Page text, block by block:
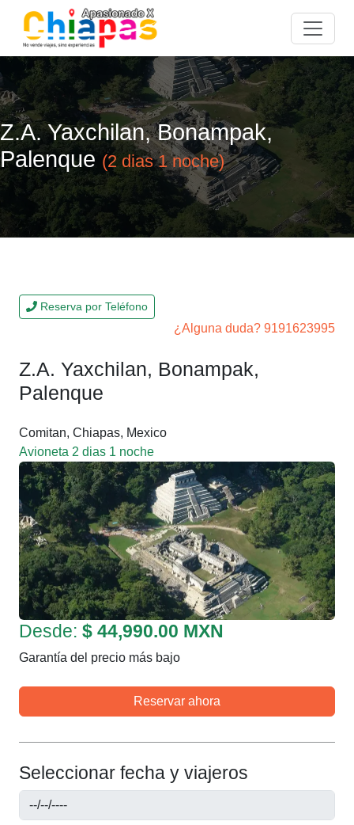
Z.A. Yaxchilan, Bonampak,
Palenque (2 dias 1 noche)
Reserva por Teléfono
¿Alguna duda? 9191623995
Z.A. Yaxchilan, Bonampak,
Palenque
Comitan, Chiapas, Mexico
Avioneta 2 dias 1 noche
Desde: $ 44,990.00 MXN
Garantía del precio más bajo
Reservar ahora
Seleccionar fecha y viajeros